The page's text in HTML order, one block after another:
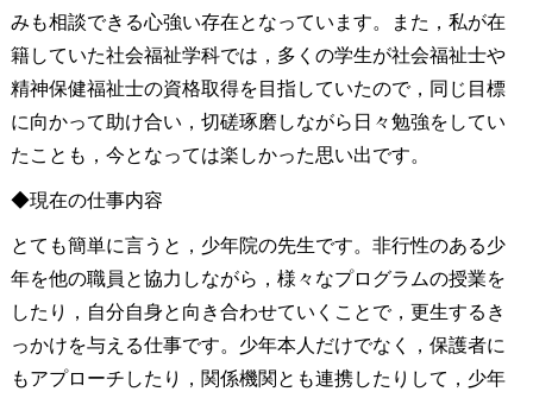
みも相談できる心強い存在となっています。また，私が在
籍していた社会福祉学科では，多くの学生が社会福祉士や
精神保健福祉士の資格取得を目指していたので，同じ目標
に向かって助け合い，切磋琢磨しながら日々勉強をしてい
たことも，今となっては楽しかった思い出です。
◆現在の仕事内容
とても簡単に言うと，少年院の先生です。非行性のある少
年を他の職員と協力しながら，様々なプログラムの授業を
したり，自分自身と向き合わせていくことで，更生するき
っかけを与える仕事です。少年本人だけでなく，保護者に
もアプローチしたり，関係機関とも連携したりして，少年